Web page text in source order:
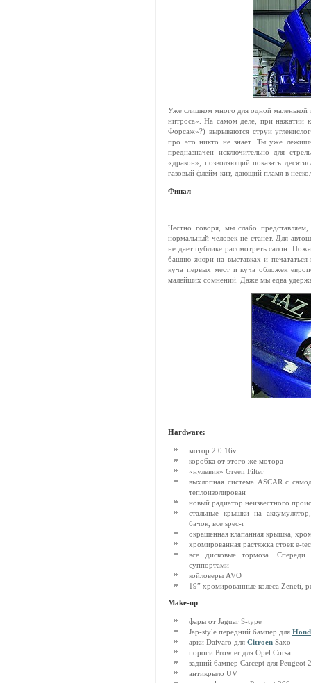
Уже слишком много для одной
нитроса». На самом деле, при нажатии
Форсаж»?) вырываются струи
про это никто не знает. Ты уже
предназначен исключительно для
«дракон», позволяющий показать
газовый флейм-кит, дающий пламя в
Финал
Честно говоря, мы слабо
нормальный человек не станет. Для
не дает публике рассмотреть салон.
башню жюри на выставках и
куча первых мест и куча обложек
малейших сомнений. Даже мы едва
Hardware:
мотор 2.0 16v
коробка от этого же мотора
«нулевик» Green Filter
выхлопная система ASCAR с
теплоизолирован
новый радиатор неизвестного
стальные крышки на
бачок, все spec-r
окрашенная клапанная крышка,
хромированная растяжка стоек e-
все дисковые тормоза.
суппортами
койловеры AVO
19” хромированные колеса Zeneti,
Make-up
фары от Jaguar S-type
Jap-style передний бампер для
арки Daivaro для Citroen Saxo
пороги Prowler для Opel Corsa
задний бампер Carcept для Peugeot
антикрыло UV